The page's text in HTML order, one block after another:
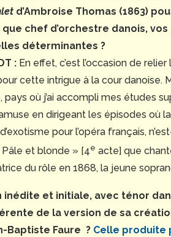
d’Ambroise Thomas (1863)
que chef d’orchestre danois,
déterminantes ?
: En effet, c’est l’occasion de
cette intrigue à la cour danoise.
où j’ai accompli mes études
en dirigeant les épisodes où
pour l’opéra français,
et blonde » [4e acte] que
du rôle en 1868, la jeune
inédite et initiale, avec ténor
de la version de sa
Baptiste Faure ? Celle produite